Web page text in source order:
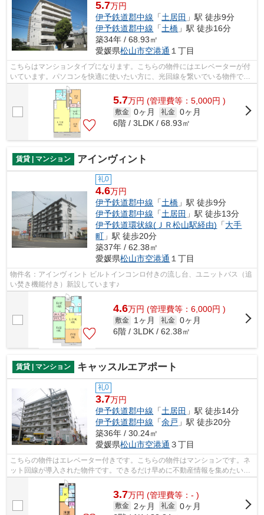
5.7万円
伊予鉄道郡中線 「土居田 」駅 徒歩9分
伊予鉄道郡中線 「土橋 」駅 徒歩16分
築34年 / 68.93㎡
愛媛県松山市空港通 １丁目
こちらはマンションタイプになります。こちらの物件にはエレベーターが付
いています。パソコンを快適に使いたい方に、光回線を繋いでいる物件で
す。当社スタッフが地域の賃貸情報をご...
5.7万円 (管理費等：5,000円 )
敷金 0ヶ月 礼金 0ヶ月
6階 / 3LDK / 68.93㎡
賃貸 | マンション アインヴィント
礼0
4.6万円
伊予鉄道郡中線 「土橋 」駅 徒歩9分
伊予鉄道郡中線 「土居田 」駅 徒歩13分
伊予鉄道環状線(ＪＲ松山駅経由) 「大手
町 」駅 徒歩20分
築37年 / 62.38㎡
愛媛県松山市空港通 １丁目
物件名：アインヴィント ビルトインコンロ付きの流し台、ユニットバス（追
い焚き機能付き）新設しています♪
4.6万円 (管理費等：6,000円 )
敷金 1ヶ月 礼金 0ヶ月
6階 / 3LDK / 62.38㎡
賃貸 | マンション キャッスルエアポート
礼0
3.7万円
伊予鉄道郡中線 「土居田 」駅 徒歩14分
伊予鉄道郡中線 「余戸 」駅 徒歩20分
築36年 / 30.24㎡
愛媛県松山市空港通 ３丁目
こちらの物件はエレベーター付きです。こちらの物件はマンションです。ネ
ット回線が導入された物件です。できるだけ早めに不動産情報を集めたい方
は当社スタッフまでご連絡ください。...
3.7万円 (管理費等：- )
敷金 2ヶ月 礼金 0ヶ月